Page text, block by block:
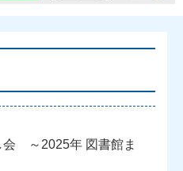
会 ～2025年 図書館ま